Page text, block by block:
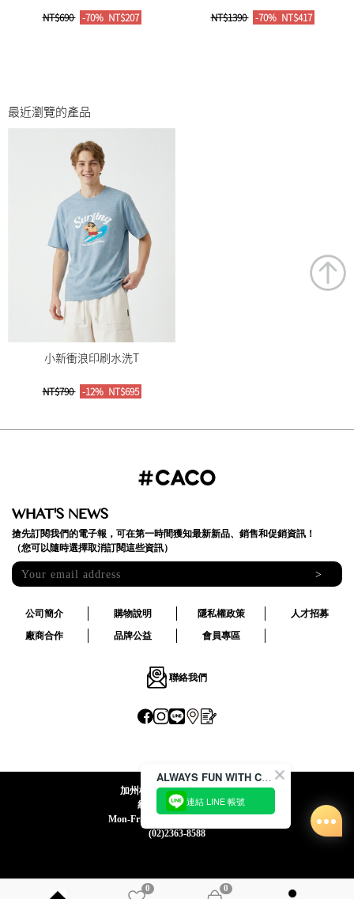
NT$690 -70% NT$207 NT$1390 -70% NT$417
最近瀏覽的產品
小新衝浪印刷水洗T
NT$790 -12% NT$695
0 0
WHAT'S NEWS
搶先訂閱我們的電子報，可在第一時間獲知最新新品、銷售和促銷資訊！
（您可以隨時選擇取消訂閱這些資訊）
>
公司簡介 購物說明 隱私權政策
人才招募
廠商合作
品牌公益 會員專區
聯絡我們
加州椰子國際股份有限公司
統一編號:24492069
Mon-Fri 09:00-12:30 / 13:30-18:00
(02)2363-8588
ALWAYS FUN WITH CACO !
連結 LINE 帳號